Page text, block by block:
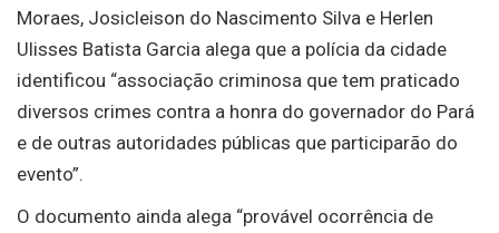
Moraes, Josicleison do Nascimento Silva e Herlen
Ulisses Batista Garcia alega que a polícia da cidade
identificou “associação criminosa que tem praticado
diversos crimes contra a honra do governador do Pará
e de outras autoridades públicas que participarão do
evento”.
O documento ainda alega “provável ocorrência de